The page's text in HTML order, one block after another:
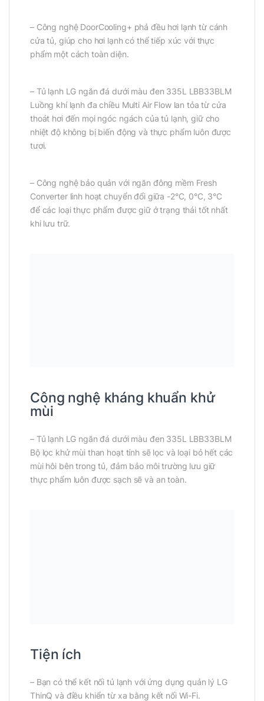
– Công nghệ DoorCooling+ phả đều hơi lạnh từ cánh
cửa tủ, giúp cho hơi lạnh có thể tiếp xúc với thực
phẩm một cách toàn diện.
– Tủ lạnh LG ngăn đá dưới màu đen 335L LBB33BLM
Luồng khí lạnh đa chiều Multi Air Flow lan tỏa từ cửa
thoát hơi đến mọi ngóc ngách của tủ lạnh, giữ cho
nhiệt độ không bị biến động và thực phẩm luôn được
tươi.
– Công nghệ bảo quản với ngăn đông mềm Fresh
Converter linh hoạt chuyển đổi giữa -2°C, 0°C, 3°C
để các loại thực phẩm được giữ ở trạng thái tốt nhất
khi lưu trữ.
Công nghệ kháng khuẩn khử
mùi
– Tủ lạnh LG ngăn đá dưới màu đen 335L LBB33BLM
Bộ lọc khử mùi than hoạt tính sẽ lọc và loại bỏ hết các
mùi hôi bên trong tủ, đảm bảo môi trường lưu giữ
thực phẩm luôn được sạch sẽ và an toàn.
Tiện ích
– Bạn có thể kết nối tủ lạnh với ứng dụng quản lý LG
ThinQ và điều khiển từ xa bằng kết nối Wi-Fi.